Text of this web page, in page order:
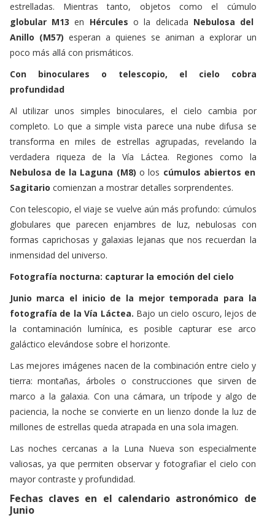
estrelladas. Mientras tanto, objetos como el cúmulo
globular M13en Hércules o la delicada Nebulosa del
Anillo (M57) esperan a quienes se animan a explorar un
poco más allá con prismáticos.
Con binoculares o telescopio, el cielo cobra
profundidad
Al utilizar unos simples binoculares, el cielo cambia por
completo. Lo que a simple vista parece una nube difusa se
transforma en miles de estrellas agrupadas, revelando la
verdadera riqueza de la Vía Láctea. Regiones como la
Nebulosa de la Laguna (M8) o los cúmulos abiertos en
Sagitario comienzan a mostrar detalles sorprendentes.
Con telescopio, el viaje se vuelve aún más profundo: cúmulos
globulares que parecen enjambres de luz, nebulosas con
formas caprichosas y galaxias lejanas que nos recuerdan la
inmensidad del universo.
Fotografía nocturna: capturar la emoción del cielo
Junio marca el inicio de la mejor temporada para la
fotografía de la Vía Láctea. Bajo un cielo oscuro, lejos de
la contaminación lumínica, es posible capturar ese arco
galáctico elevándose sobre el horizonte.
Las mejores imágenes nacen de la combinación entre cielo y
tierra: montañas, árboles o construcciones que sirven de
marco a la galaxia. Con una cámara, un trípode y algo de
paciencia, la noche se convierte en un lienzo donde la luz de
millones de estrellas queda atrapada en una sola imagen.
Las noches cercanas a la Luna Nueva son especialmente
valiosas, ya que permiten observar y fotografiar el cielo con
mayor contraste y profundidad.
Fechas claves en el calendario astronómico de
Junio